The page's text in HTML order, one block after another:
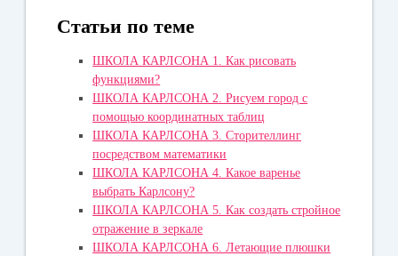
Статьи по теме
ШКОЛА КАРЛСОНА 1. Как рисовать
функциями?
ШКОЛА КАРЛСОНА 2. Рисуем город с
помощью координатных таблиц
ШКОЛА КАРЛСОНА 3. Сторителлинг
посредством математики
ШКОЛА КАРЛСОНА 4. Какое варенье
выбрать Карлсону?
ШКОЛА КАРЛСОНА 5. Как создать стройное
отражение в зеркале
ШКОЛА КАРЛСОНА 6. Летающие плюшки